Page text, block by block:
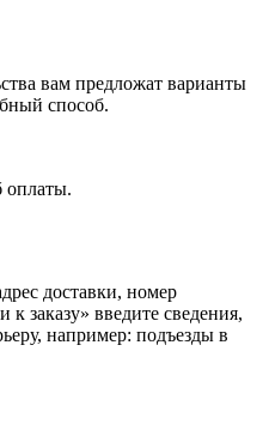
вам предложат варианты
способ.
оплаты.
доставки, номер
заказу» введите сведения,
например: подъезды в